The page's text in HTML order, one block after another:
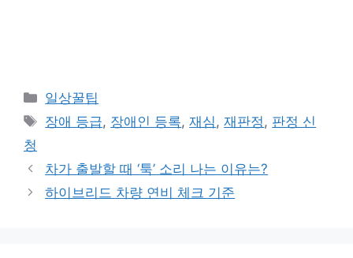
카
테
고
일상꿀팁
태
장애 등급, 장애인 등록,재심 ,재판정 , 판정 신
청
차가 출발할 때 ‘툭’ 소리 나는 이유는?
하이브리드 차량 연비 체크 기준